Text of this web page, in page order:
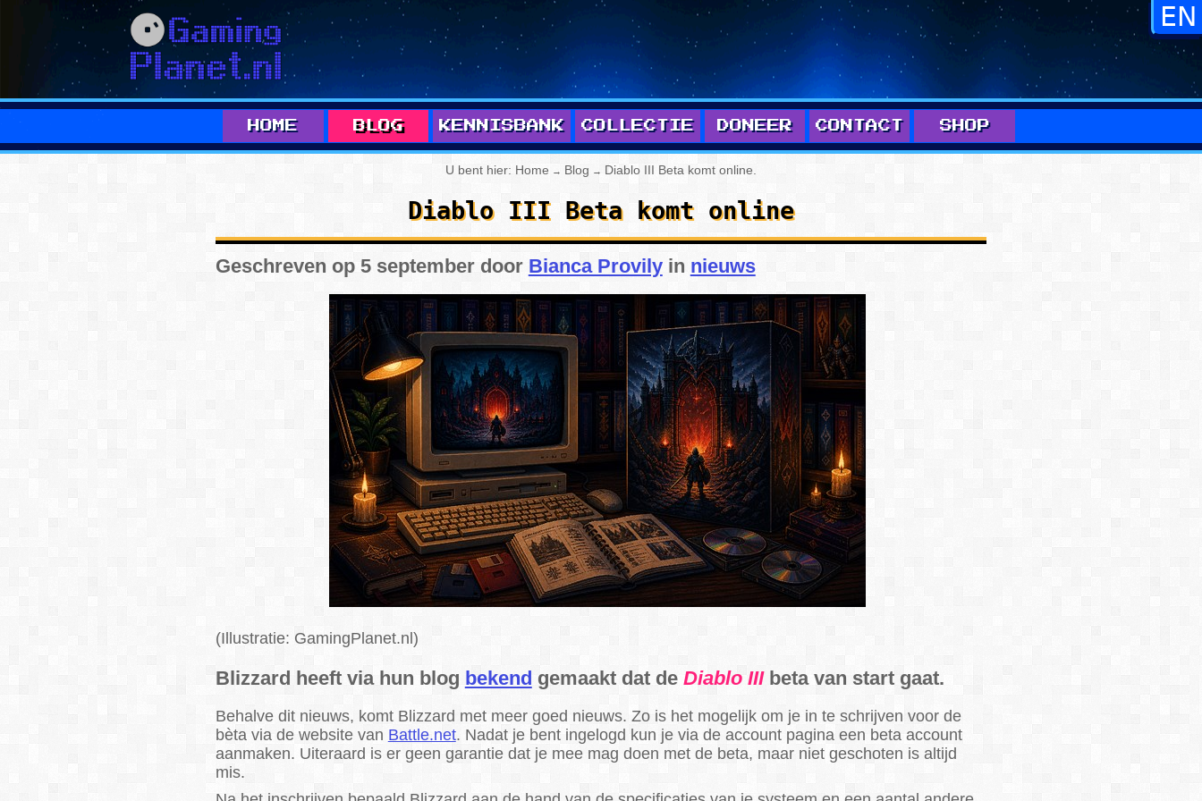
U bent hier: Home → Blog → Diablo III Beta komt online
Diablo III Beta komt online
Geschreven op 5 september door Bianca Provilyin nieuws
(Illustratie: GamingPlanet.nl)
Blizzard heeft via hun blog bekend gemaakt dat de Diablo IIIbeta van start gaat.
Behalve dit nieuws, komt Blizzard met meer goed nieuws. Zo is het mogelijk om je in te schrijven voor de
bèta via de website van Battle.net. Nadat je bent ingelogd kun je via de account pagina een beta account
aanmaken. Uiteraard is er geen garantie dat je mee mag doen met de beta, maar niet geschoten is altijd
mis.
HOME BLOG
GAMES
NIEUWS
GIDSEN
LABELS
ARCHIEF
KENNISBANK
SEGA
NINTENDO
SONY
GAMEPRESERVATIE
COLLECTIE DONEER CONTACT SHOP